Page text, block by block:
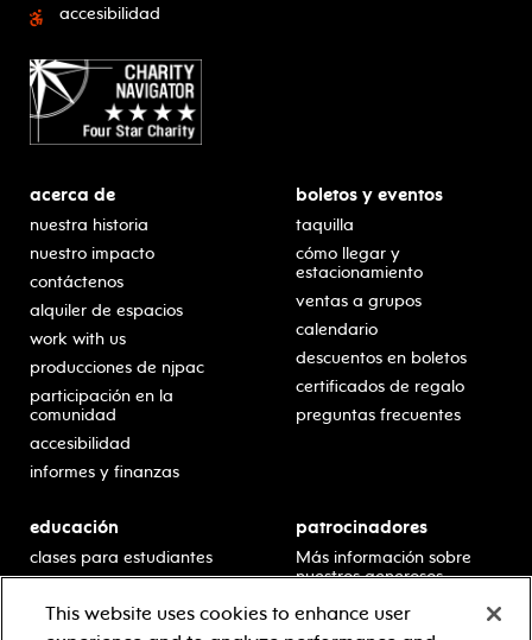
accesibilidad
acerca de
nuestra historia
nuestro impacto
contáctenos
alquiler de espacios
work with us
producciones de njpac
participación en la
comunidad
accesibilidad
informes y finanzas
boletos y eventos
taquilla
cómo llegar y
estacionamiento
ventas a grupos
calendario
descuentos en boletos
certificados de regalo
preguntas frecuentes
educación
clases para estudiantes
escolar
residencias en escuelas
patrocinadores
Más información sobre
nuestros generosos
This website uses cookies to enhance user